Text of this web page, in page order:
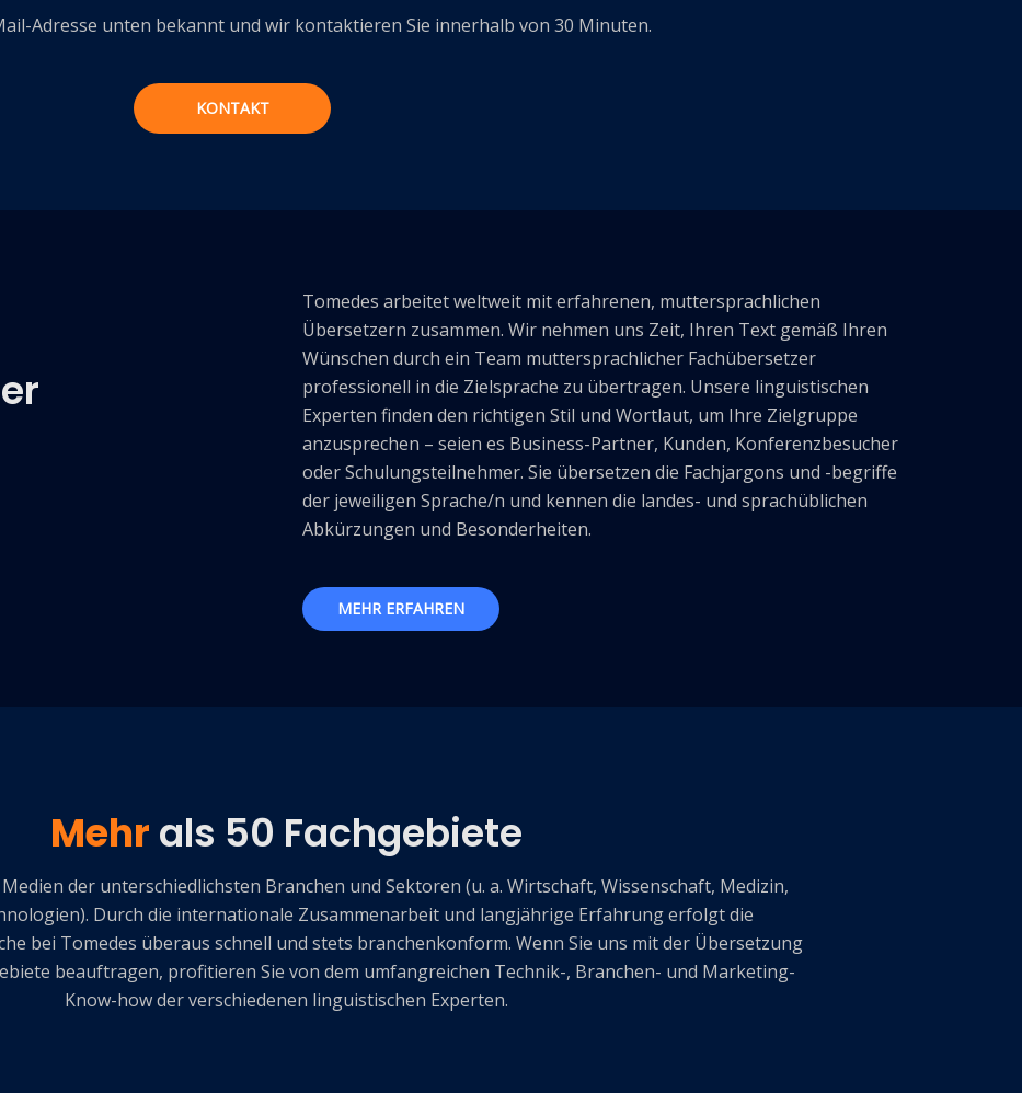
Adresse unten bekannt und wir kontaktieren Sie innerhalb von 30 Minuten.
KONTAKT
Tomedes arbeitet weltweit mit erfahrenen, muttersprachlichen
Übersetzern zusammen. Wir nehmen uns Zeit, Ihren Text gemäß Ihren
Wünschen durch ein Team muttersprachlicher Fachübersetzer
professionell in die Zielsprache zu übertragen. Unsere linguistischen
Experten finden den richtigen Stil und Wortlaut, um Ihre Zielgruppe
anzusprechen – seien es Business-Partner, Kunden, Konferenzbesucher
oder Schulungsteilnehmer. Sie übersetzen die Fachjargons und -begriffe
der jeweiligen Sprache/n und kennen die landes- und sprachüblichen
Abkürzungen und Besonderheiten.
MEHR ERFAHREN
Mehr als 50 Fachgebiete
der unterschiedlichsten Branchen und Sektoren (u. a. Wirtschaft, Wissenschaft, Medizin,
Durch die internationale Zusammenarbeit und langjährige Erfahrung erfolgt die
bei Tomedes überaus schnell und stets branchenkonform. Wenn Sie uns mit der Übersetzung
beauftragen, profitieren Sie von dem umfangreichen Technik-, Branchen- und Marketing-
Know-how der verschiedenen linguistischen Experten.